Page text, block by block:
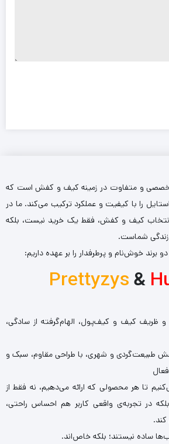
و متفاوت در زمینه کیف و کفش است که
را با کیفیت و عملکرد ترکیب می‌کند. ما در
انتخاب کیف و کفش، فقط یک خرید نیست، بلکه
شماست.
برند خوش‌نام و پرطرفدار را بر عهده داریم:
Prettyzys&
و ظریف کیف و کیف‌پول، الهام‌گرفته از سادگی،
طبیعت‌گردی و شهری، با طراحی مقاوم، سبک و
تا هر محصولی که ارائه می‌دهیم، نه فقط از
در تجربه‌ی واقعی کاربر هم احساس راحتی،
کند.
ساده نیستند؛ بلکه خاص‌اند.